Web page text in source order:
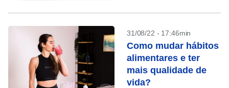
31/08/22 - 17:46min
Como mudar hábitos
alimentares e ter
mais qualidade de
vida?